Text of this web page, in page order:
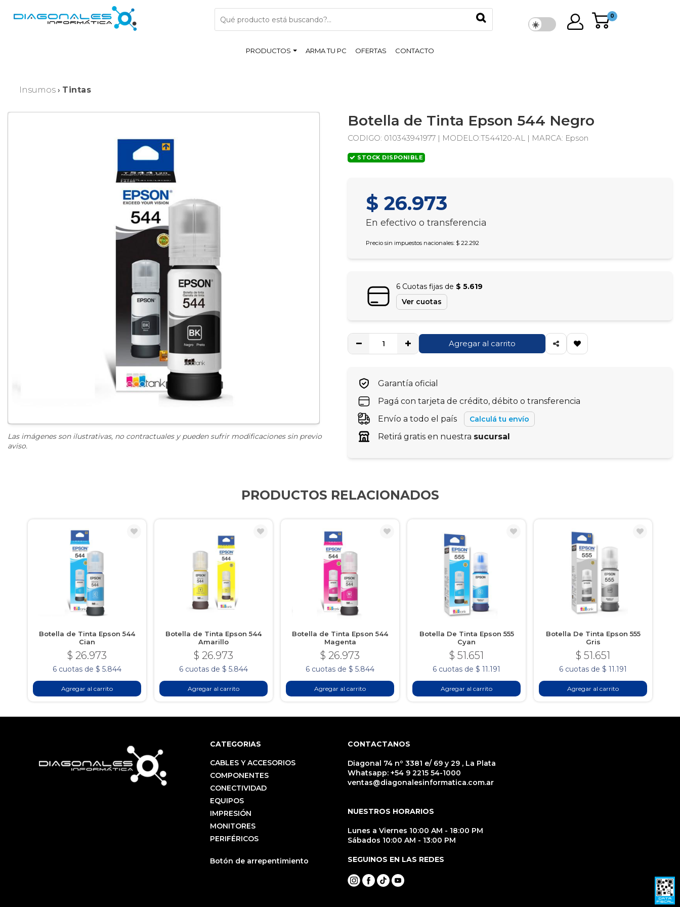
0
PRODUCTOS ARMA TU PC OFERTAS CONTACTO
Insumos › Tintas
Las imágenes son ilustrativas, no contractuales y pueden sufrir modificaciones sin previo
aviso.
Botella de Tinta Epson 544 Negro
CODIGO: 010343941977 | MODELO:T544120-AL | MARCA: Epson
STOCK DISPONIBLE
$ 26.973
En efectivo o transferencia
Precio sin impuestos nacionales: $ 22.292
6 Cuotas fijas de $ 5.619
Ver cuotas
Agregar al carrito
Garantía oficial
Pagá con tarjeta de crédito, débito o transferencia
Envío a todo el país
Calculá tu envío
Retirá gratis en nuestra sucursal
PRODUCTOS RELACIONADOS
Botella de Tinta Epson 544
Cian
$ 26.973
6 cuotas de $ 5.844
Agregar al carrito
Botella de Tinta Epson 544
Amarillo
$ 26.973
6 cuotas de $ 5.844
Agregar al carrito
Botella de Tinta Epson 544
Magenta
$ 26.973
6 cuotas de $ 5.844
Agregar al carrito
Botella De Tinta Epson 555
Cyan
$ 51.651
6 cuotas de $ 11.191
Agregar al carrito
Botella De Tinta Epson 555
Gris
$ 51.651
6 cuotas de $ 11.191
Agregar al carrito
CATEGORIAS
CABLES Y ACCESORIOS
COMPONENTES
CONECTIVIDAD
EQUIPOS
IMPRESIÓN
MONITORES
PERIFÉRICOS
Botón de arrepentimiento
CONTACTANOS
Diagonal 74 nº 3381 e/ 69 y 29 , La Plata
Whatsapp: +54 9 2215 54-1000
ventas@diagonalesinformatica.com.ar
NUESTROS HORARIOS
Lunes a Viernes 10:00 AM - 18:00 PM
Sábados 10:00 AM - 13:00 PM
SEGUINOS EN LAS REDES